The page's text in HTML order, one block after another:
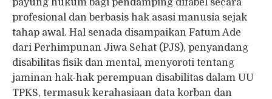
payung hukum bagi pendamping difabel secara
profesional dan berbasis hak asasi manusia sejak
tahap awal. Hal senada disampaikan Fatum Ade
dari Perhimpunan Jiwa Sehat (PJS), penyandang
disabilitas fisik dan mental, menyoroti tentang
jaminan hak-hak perempuan disabilitas dalam UU
TPKS, termasuk kerahasiaan data korban dan